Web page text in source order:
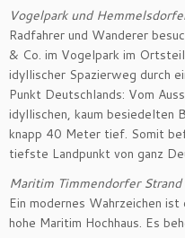
Vogelpark und
Radfahrer und Wanderer
& Co. im Vogelpark im
idyllischer Spazierweg durch
Punkt Deutschlands: Vom
idyllischen, kaum besiedelten
knapp 40 Meter tief. Somit
tiefste Landpunkt von ganz
Maritim Timmendorfer Strand
Ein modernes Wahrzeichen
hohe Maritim Hochhaus. Es